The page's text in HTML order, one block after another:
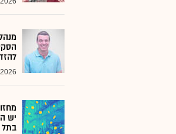
יש
בתל